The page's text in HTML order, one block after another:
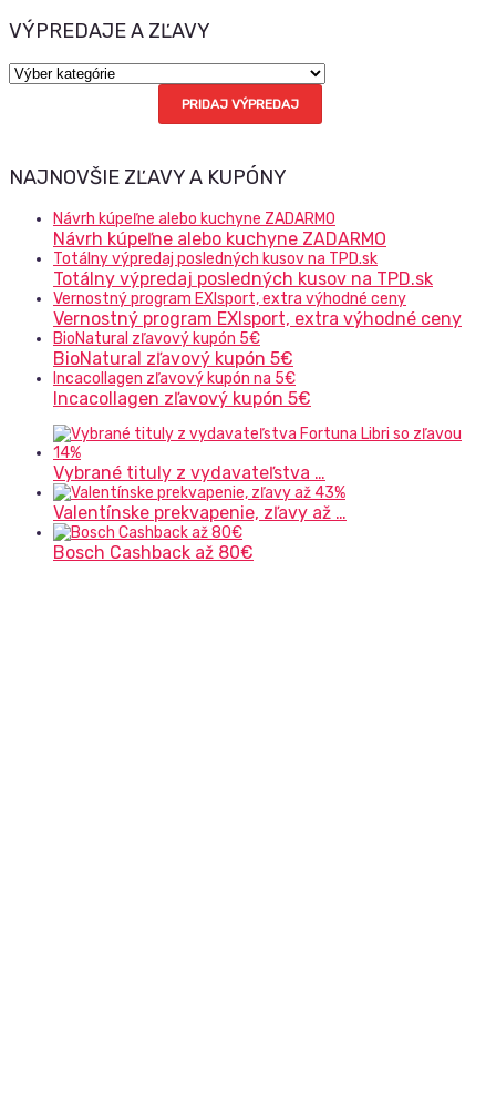
VÝPREDAJE A ZĽAVY
Výpredaje
a
PRIDAJ VÝPREDAJ
NAJNOVŠIE ZĽAVY A KUPÓNY
Návrh kúpeľne alebo kuchyne ZADARMO
Návrh kúpeľne alebo kuchyne ZADARMO
Totálny výpredaj posledných kusov na TPD.sk
Totálny výpredaj posledných kusov na TPD.sk
Vernostný program EXIsport, extra výhodné ceny
Vernostný program EXIsport, extra výhodné ceny
BioNatural zľavový kupón 5€
BioNatural zľavový kupón 5€
Incacollagen zľavový kupón na 5€
Incacollagen zľavový kupón 5€
Vybrané tituly z vydavateľstva …
Valentínske prekvapenie, zľavy až …
Bosch Cashback až 80€